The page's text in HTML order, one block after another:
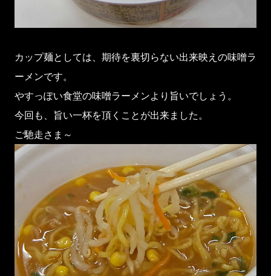
カップ麺としては、期待を裏切らない出来映えの味噌ラ
ーメンです。
やすっぽい食堂の味噌ラーメンより旨いでしょう。
今回も、旨い一杯を頂くことが出来ました。
ご馳走さま～